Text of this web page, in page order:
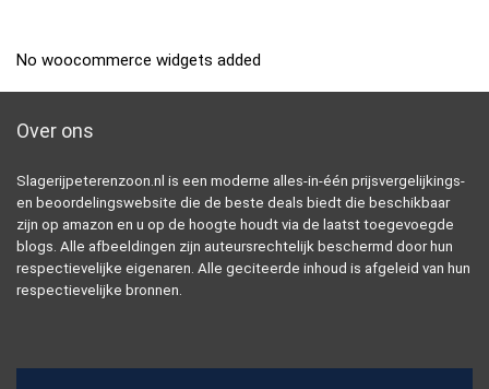
No woocommerce widgets added
Over ons
Slagerijpeterenzoon.nl is een moderne alles-in-één prijsvergelijkings-
en beoordelingswebsite die de beste deals biedt die beschikbaar
zijn op amazon en u op de hoogte houdt via de laatst toegevoegde
blogs. Alle afbeeldingen zijn auteursrechtelijk beschermd door hun
respectievelijke eigenaren. Alle geciteerde inhoud is afgeleid van hun
respectievelijke bronnen.